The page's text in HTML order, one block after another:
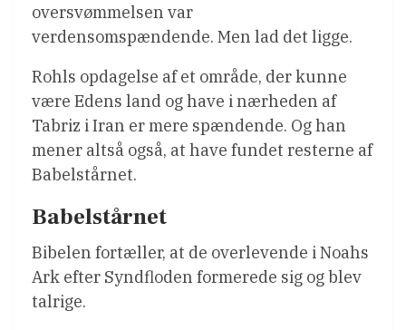
oversvømmelsen var
verdensomspændende. Men lad det ligge.
Rohls opdagelse af et område, der kunne
være Edens land og have i nærheden af
Tabriz i Iran er mere spændende. Og han
mener altså også, at have fundet resterne af
Babelstårnet.
Babelstårnet
Bibelen fortæller, at de overlevende i Noahs
Ark efter Syndfloden formerede sig og blev
talrige.